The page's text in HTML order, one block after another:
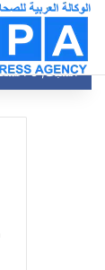
السبت, 8 أغسطس 2026